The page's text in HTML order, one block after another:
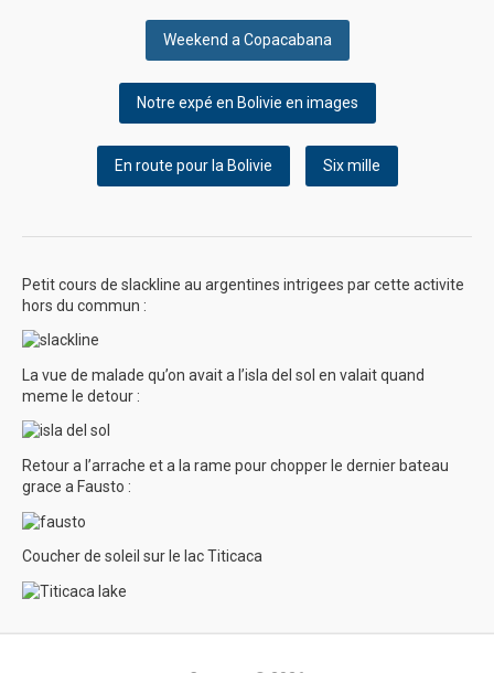
Weekend a Copacabana
Notre expé en Bolivie en images
En route pour la Bolivie Six mille
Petit cours de slackline au argentines intrigees par cette activite
hors du commun :
La vue de malade qu’on avait a l’isla del sol en valait quand
meme le detour :
Retour a l’arrache et a la rame pour chopper le dernier bateau
grace a Fausto :
Coucher de soleil sur le lac Titicaca